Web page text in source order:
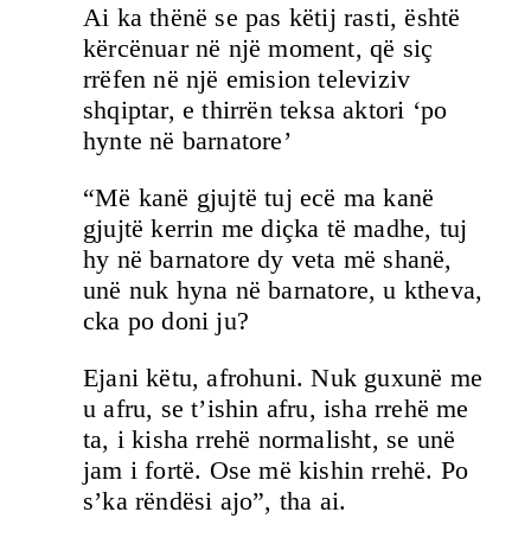
Ai ka thënë se pas këtij rasti, është
kërcënuar në një moment, që siç
rrëfen në një emision televiziv
shqiptar, e thirrën teksa aktori ‘po
hynte në barnatore’
“Më kanë gjujtë tuj ecë ma kanë
gjujtë kerrin me diçka të madhe, tuj
hy në barnatore dy veta më shanë,
unë nuk hyna në barnatore, u ktheva,
cka po doni ju?
Ejani këtu, afrohuni. Nuk guxunë me
u afru, se t’ishin afru, isha rrehë me
ta, i kisha rrehë normalisht, se unë
jam i fortë. Ose më kishin rrehë. Po
s’ka rëndësi ajo”, tha ai.